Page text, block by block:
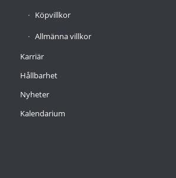
Köpvillkor
Allmänna villkor
Karriär
Hållbarhet
Nyheter
Kalendarium